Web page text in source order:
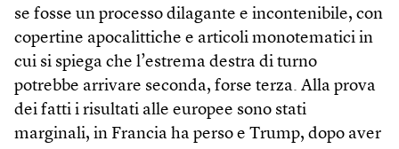
se fosse un processo dilagante e incontenibile, con
copertine apocalittiche e articoli monotematici in
cui si spiega che l’estrema destra di turno
potrebbe arrivare seconda, forse terza. Alla prova
dei fatti i risultati alle europee sono stati
marginali, in Francia ha perso e Trump, dopo aver